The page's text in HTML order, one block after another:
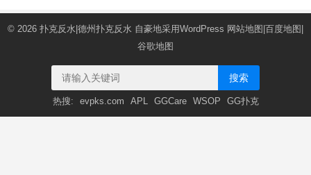
© 2026 扑克反水|德州扑克反水 自豪地采用WordPress 网站地图 百度地图
谷歌地图
搜索
热搜: evpks.com APL GGCare WSOP GG扑克